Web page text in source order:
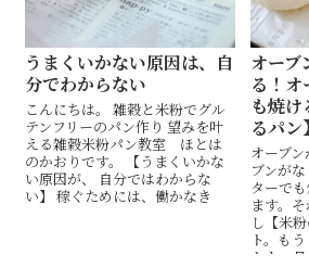
うまくいかない原因は、自
分でわからない
こんにちは。 雑穀と米粉でグル
テンフリーのパン作り 望みを叶
える雑穀米粉パン教室 ほとは
のかおりです。 【うまくいかな
い原因が、 自分ではわからな
い】 稼ぐためには、働かなき
オーブ
る！オ
も焼
るパン】
オーブ
ブンが
ターで
ます。
し【米
ト。も
ト１ヶ